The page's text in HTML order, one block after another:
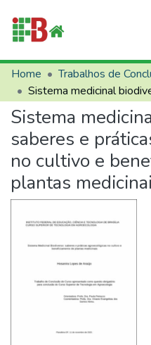
Communities & Collections
All of RIIFB
Manuals and Terms
Statistics
About RIIFB
Help
Home
Sistema
saberes e
no cultivo e
plantas